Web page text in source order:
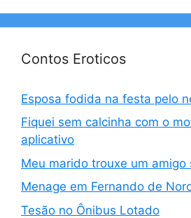
Contos Eroticos
Esposa fodida na festa pelo
Fiquei sem calcinha com o
aplicativo
Meu marido trouxe um amigo
Menage em Fernando de
Tesão no Ônibus Lotado